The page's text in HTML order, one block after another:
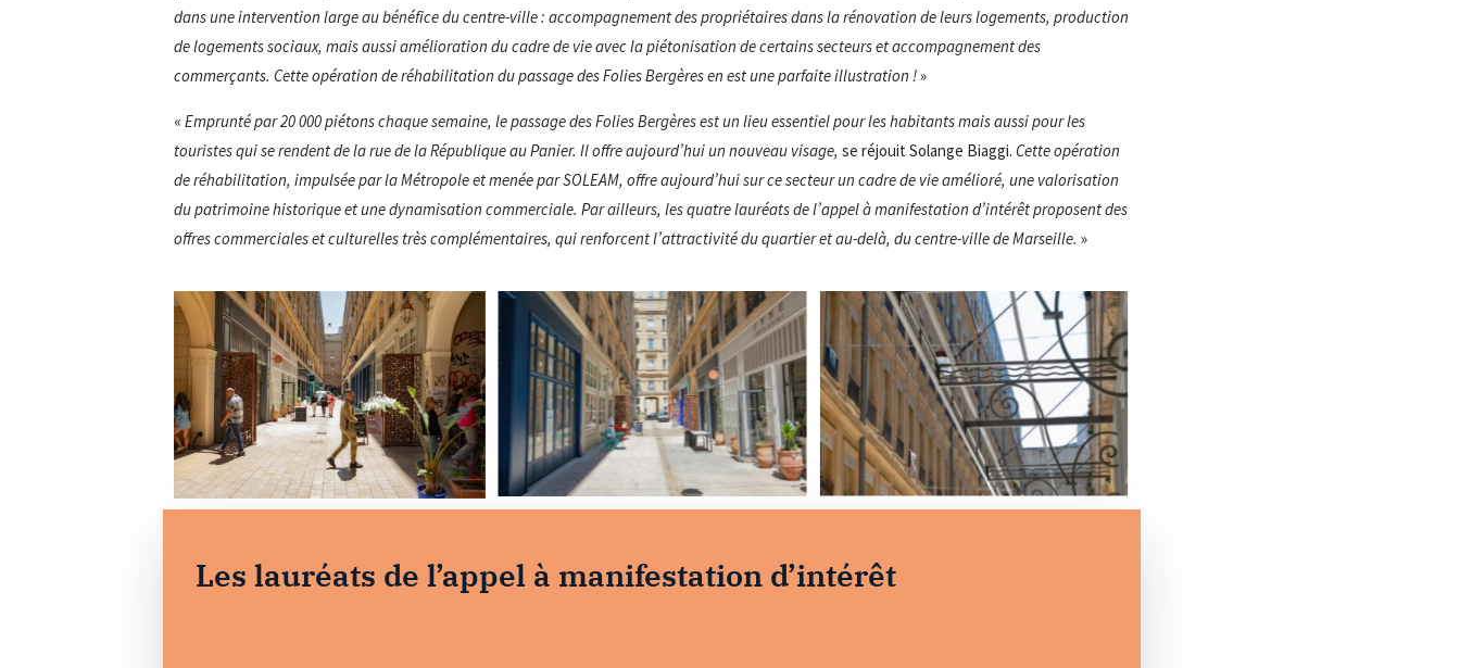
dans une intervention large au bénéfice du centre-ville : accompagnement des propriétaires dans la rénovation de leurs logements, production
de logements sociaux, mais aussi amélioration du cadre de vie avec la piétonisation de certains secteurs et accompagnement des
commerçants. Cette opération de réhabilitation du passage des Folies Bergères en est une parfaite illustration !»
« Emprunté par 20 000 piétons chaque semaine, le passage des Folies Bergères est un lieu essentiel pour les habitants mais aussi pour les
touristes qui se rendent de la rue de la République au Panier. Il offre aujourd’hui un nouveau visage, se réjouit Solange Biaggi. Cette opération
de réhabilitation, impulsée par la Métropole et menée par SOLEAM, offre aujourd’hui sur ce secteur un cadre de vie amélioré, une valorisation
du patrimoine historique et une dynamisation commerciale. Par ailleurs, les quatre lauréats de l’appel à manifestation d’intérêt proposent des
offres commerciales et culturelles très complémentaires, qui renforcent l’attractivité du quartier et au-delà, du centre-ville de Marseille. »
Les lauréats de l’appel à manifestation d’intérêt